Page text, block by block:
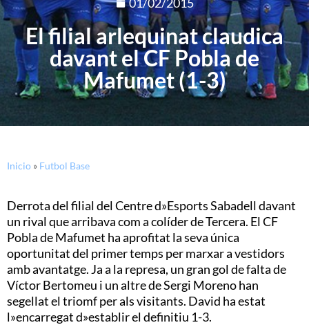
El filial arlequinat claudica
davant el CF Pobla de
Mafumet (1-3)
Inicio » Futbol Base
Derrota del filial del Centre d»Esports Sabadell davant
un rival que arribava com a colíder de Tercera. El CF
Pobla de Mafumet ha aprofitat la seva única
oportunitat del primer temps per marxar a vestidors
amb avantatge. Ja a la represa, un gran gol de falta de
Víctor Bertomeu i un altre de Sergi Moreno han
segellat el triomf per als visitants. David ha estat
l»encarregat d»establir el definitiu 1-3.